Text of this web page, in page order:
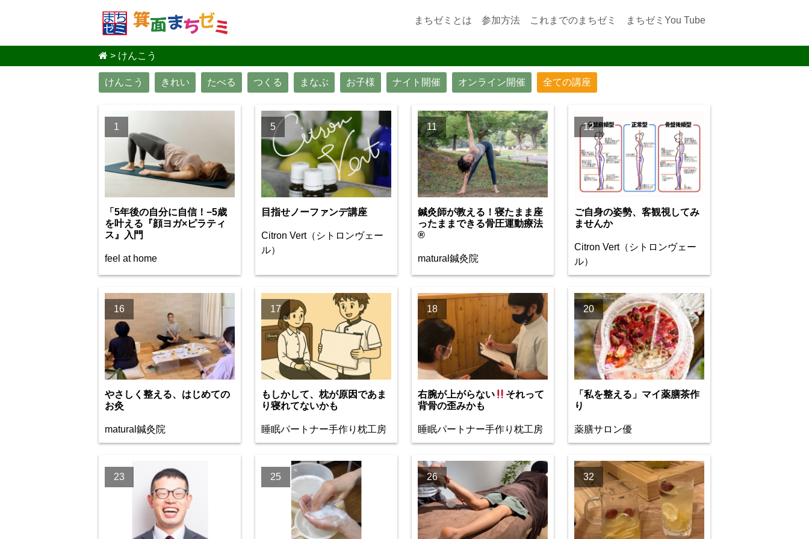
まちゼミとは 参加方法 これまでのまちゼミ まちゼミYou Tube
> けんこう
けんこう きれい たべる つくる まなぶ お子様 ナイト開催 オンライン開催 全ての講座
1
「5年後の自分に自信！−5歳
を叶える『顔ヨガ×ピラティ
ス』入門
feel at home
5
目指せノーファンデ講座
Citron Vert（シトロンヴェー
ル）
11
鍼灸師が教える！寝たまま座
ったままできる骨圧運動療法
®
matural鍼灸院
12
ご自身の姿勢、客観視してみ
ませんか
Citron Vert（シトロンヴェー
ル）
16
やさしく整える、はじめての
お灸
matural鍼灸院
17
もしかして、枕が原因であま
り寝れてないかも
睡眠パートナー手作り枕工房
18
右腕が上がらない
それって
背骨の歪みかも
睡眠パートナー手作り枕工房
20
「私を整える」マイ薬膳茶作
り
薬膳サロン優
23 25 26 32